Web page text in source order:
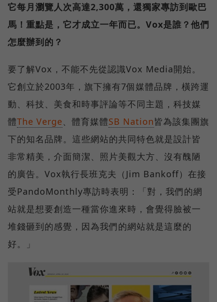
它每月瀏覽人次高達2,300萬，還獨家專訪到歐巴
馬！重點是，它才成立一年而已。Vox是誰？他們
怎麼辦到的？
要了解Vox，不能不先從認識Vox Media開始。
它創立於2003年，旗下擁有7個媒體品牌，橫跨運
動、科技、美食和時事評論等不同主題，科技媒
體The Verge 、體育媒體SB Nation皆為該集團旗
下的知名品牌。這些網站的共同特色就是設計皆
非常精美，介面簡潔、照片美觀大方、沒有醜陋
的廣告。Vox執行長班克夫（Jim Bankoff）在接
受PandoMonthly專訪時表明：「對，我們的網
站就是想要創造一種當你進來時，會覺得臉被一
堆錢砸到的感覺，因為我們的網站就是這麼的
好。」